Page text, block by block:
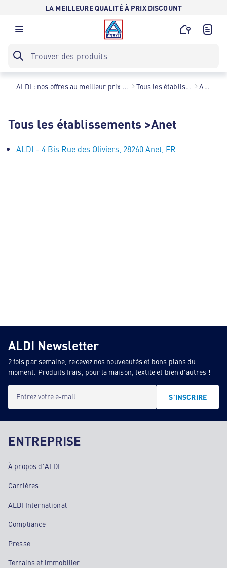
LA MEILLEURE QUALITÉ À PRIX DISCOUNT
ALDI : nos offres au meilleur prix toute l’année ! Tous les établissements Anet
Tous les établissements >Anet
ALDI - 4 Bis Rue des Oliviers, 28260 Anet, FR
ALDI Newsletter
2 fois par semaine, recevez nos nouveautés et bons plans du
moment. Produits frais, pour la maison, textile et bien d'autres !
Entrez votre e-mail S'INSCRIRE
ENTREPRISE
À propos d'ALDI
Carrières
ALDI International
Compliance
Presse
Terrains et immobilier